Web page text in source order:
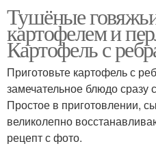
Тушёные
картофелем и
Картофель с
Приготовьте картофель с
замечательное блюдо сразу
Простое в приготовлении,
великолепно
рецепт с фото.